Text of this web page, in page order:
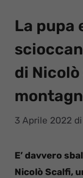
La pupa
di Nicolò
3 Aprile 2022 di
E’ davvero
Nicolò Scalfi,